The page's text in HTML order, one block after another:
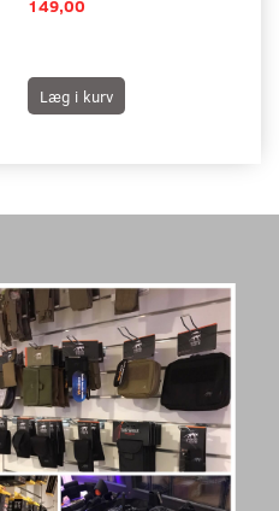
149,00
Læg i kurv